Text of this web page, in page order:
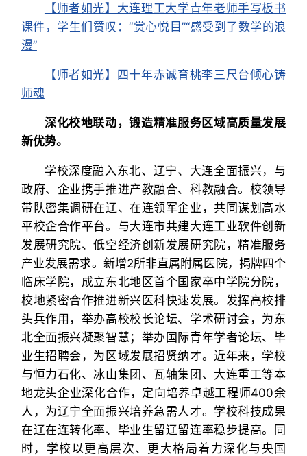
【师者如光】大连理工大学青年老师手写板书
课件，学生们赞叹：“赏心悦目”“感受到了数学的浪
漫”
【师者如光】四十年赤诚育桃李三尺台倾心铸
师魂
深化校地联动，锻造精准服务区域高质量发展
新优势。
学校深度融入东北、辽宁、大连全面振兴，与
政府、企业携手推进产教融合、科教融合。校领导
带队密集调研在辽、在连领军企业，共同谋划高水
平校企合作平台。与大连市共建大连工业软件创新
发展研究院、低空经济创新发展研究院，精准服务
产业发展需求。新增2所非直属附属医院，揭牌四个
临床学院，成立东北地区首个国家卒中学院分院，
校地紧密合作推进新兴医科快速发展。发挥高校排
头兵作用，举办高校校长论坛、学术研讨会，为东
北全面振兴凝聚智慧；举办国际青年学者论坛、毕
业生招聘会，为区域发展招贤纳才。近年来，学校
与恒力石化、冰山集团、瓦轴集团、大连重工等本
地龙头企业深化合作，定向培养卓越工程师400余
人，为辽宁全面振兴培养急需人才。学校科技成果
在辽在连转化率、毕业生留辽留连率稳步提高。同
时，学校以更高层次、更大格局着力深化与央国